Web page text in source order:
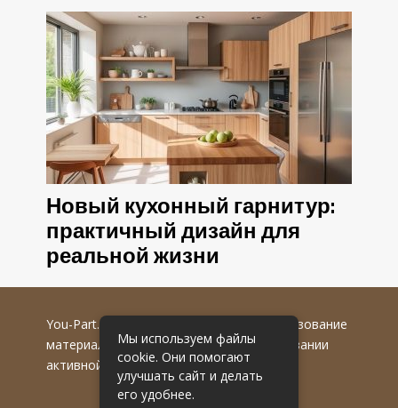
Новый кухонный гарнитур:
практичный дизайн для
реальной жизни
You-Part.ru
© 2016-2022 гг. Любое использование
материалов допускается только при указании
активной гиперссылки на первоисточник.
Мы используем файлы
cookie. Они помогают
улучшать сайт и делать
его удобнее.